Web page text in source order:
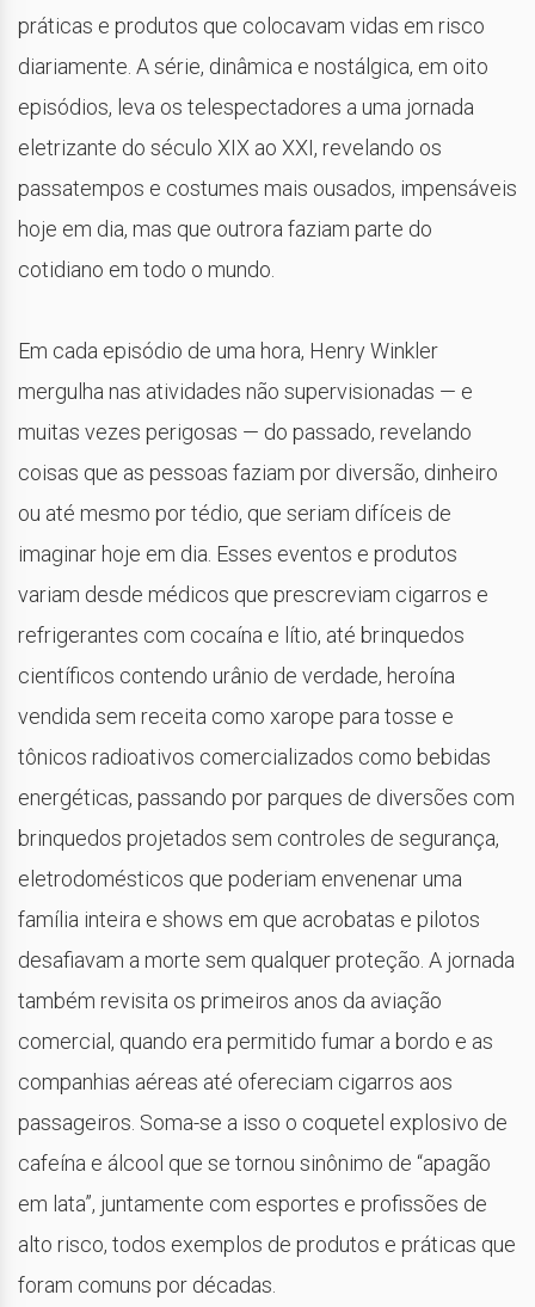
práticas e produtos que colocavam vidas em risco
diariamente. A série, dinâmica e nostálgica, em oito
episódios, leva os telespectadores a uma jornada
eletrizante do século XIX ao XXI, revelando os
passatempos e costumes mais ousados, impensáveis
​​hoje em dia, mas que outrora faziam parte do
cotidiano em todo o mundo.
Em cada episódio de uma hora, Henry Winkler
mergulha nas atividades não supervisionadas — e
muitas vezes perigosas — do passado, revelando
coisas que as pessoas faziam por diversão, dinheiro
ou até mesmo por tédio, que seriam difíceis de
imaginar hoje em dia. Esses eventos e produtos
variam desde médicos que prescreviam cigarros e
refrigerantes com cocaína e lítio, até brinquedos
científicos contendo urânio de verdade, heroína
vendida sem receita como xarope para tosse e
tônicos radioativos comercializados como bebidas
energéticas, passando por parques de diversões com
brinquedos projetados sem controles de segurança,
eletrodomésticos que poderiam envenenar uma
família inteira e shows em que acrobatas e pilotos
desafiavam a morte sem qualquer proteção. A jornada
também revisita os primeiros anos da aviação
comercial, quando era permitido fumar a bordo e as
companhias aéreas até ofereciam cigarros aos
passageiros. Soma-se a isso o coquetel explosivo de
cafeína e álcool que se tornou sinônimo de “apagão
em lata”, juntamente com esportes e profissões de
alto risco, todos exemplos de produtos e práticas que
foram comuns por décadas.